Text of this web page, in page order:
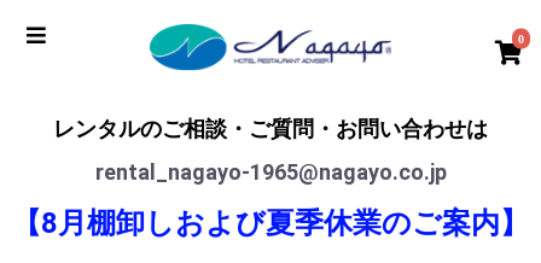
0
レンタルのご相談・ご質問・お問い合わせは
rental_nagayo-1965@nagayo.co.jp
【8月棚卸しおよび夏季休業のご案内】